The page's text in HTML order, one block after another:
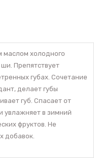
маслом холодного
Препятствует
губах. Сочетание
делает губы
губ. Спасает от
увлажняет в зимний
фруктов. Не
добавок.